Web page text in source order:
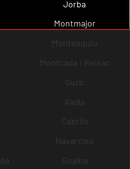
Jorba
Montmajor
Montesquiu
Montcada i Reixac
Gurb
Alella
Cabrils
Navarcles
Gualba